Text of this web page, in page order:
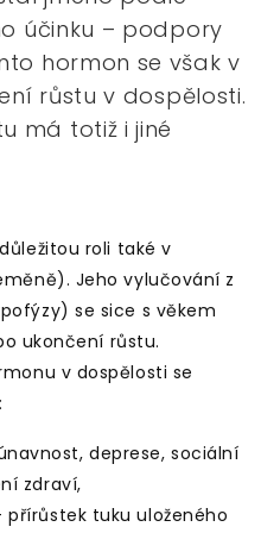
účinku – podpory
hormon se však v
růstu v dospělosti.
má totiž i jiné
roli také v
Jeho vylučování z
se sice s věkem
ukončení růstu.
v dospělosti se
deprese, sociální
zdraví,
přírůstek tuku uloženého